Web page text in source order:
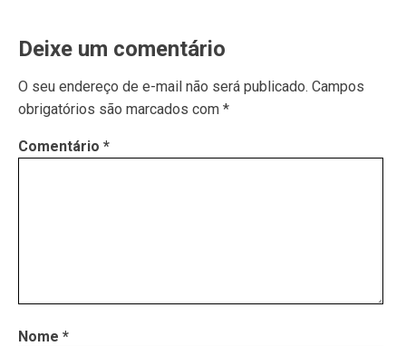
Deixe um comentário
O seu endereço de e-mail não será publicado. Campos
obrigatórios são marcados com *
Comentário *
Nome *